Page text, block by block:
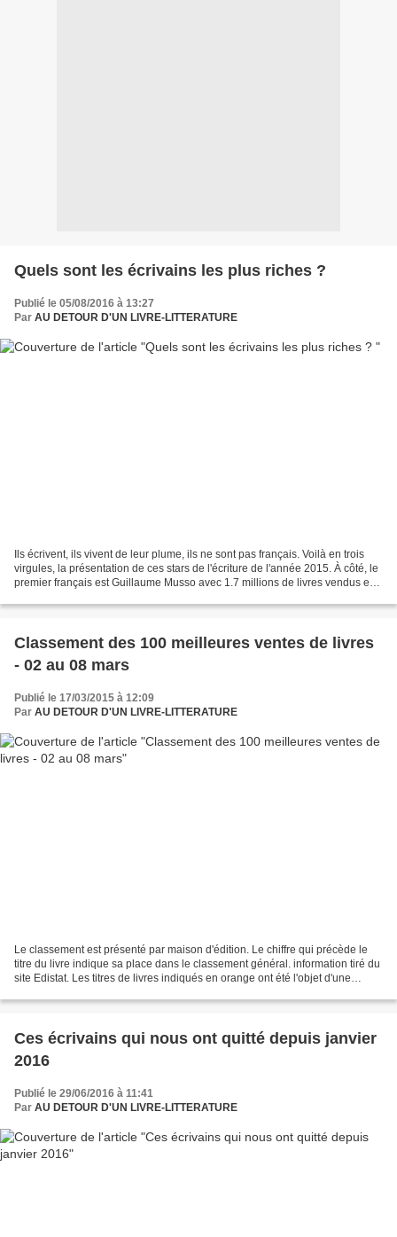
Quels sont les écrivains les plus riches ?
Publié le 05/08/2016 à 13:27
Par AU DETOUR D'UN LIVRE-LITTERATURE
Ils écrivent, ils vivent de leur plume, ils ne sont pas français. Voilà en trois
virgules, la présentation de ces stars de l'écriture de l'année 2015. À côté, le
premier français est Guillaume Musso avec 1.7 millions de livres vendus en
Classement des 100 meilleures ventes de livres
- 02 au 08 mars
Publié le 17/03/2015 à 12:09
Par AU DETOUR D'UN LIVRE-LITTERATURE
Le classement est présenté par maison d'édition. Le chiffre qui précède le
titre du livre indique sa place dans le classement général. information tiré du
site Edistat. Les titres de livres indiqués en orange ont été l'objet d'une
Ces écrivains qui nous ont quitté depuis janvier
2016
Publié le 29/06/2016 à 11:41
Par AU DETOUR D'UN LIVRE-LITTERATURE